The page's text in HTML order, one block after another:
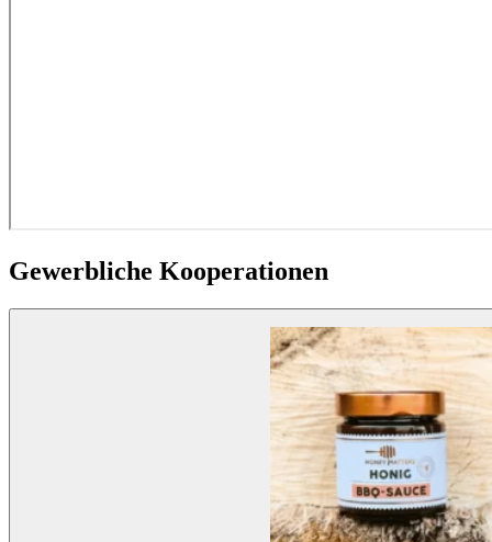
Gewerbliche Kooperationen